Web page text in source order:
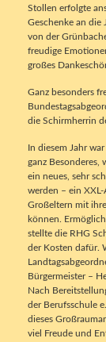
Stollen erfolgte
Geschenke an die
von der
freudige
großes
Ganz besonders
die Schirmherrin
In diesem Jahr
ganz Besonderes,
ein neues, sehr
werden – ein
Großeltern mit
können.
stellte die RHG
der Kosten dafür.
Bürgermeister –
Nach
der Berufsschule
dieses
viel Freude und